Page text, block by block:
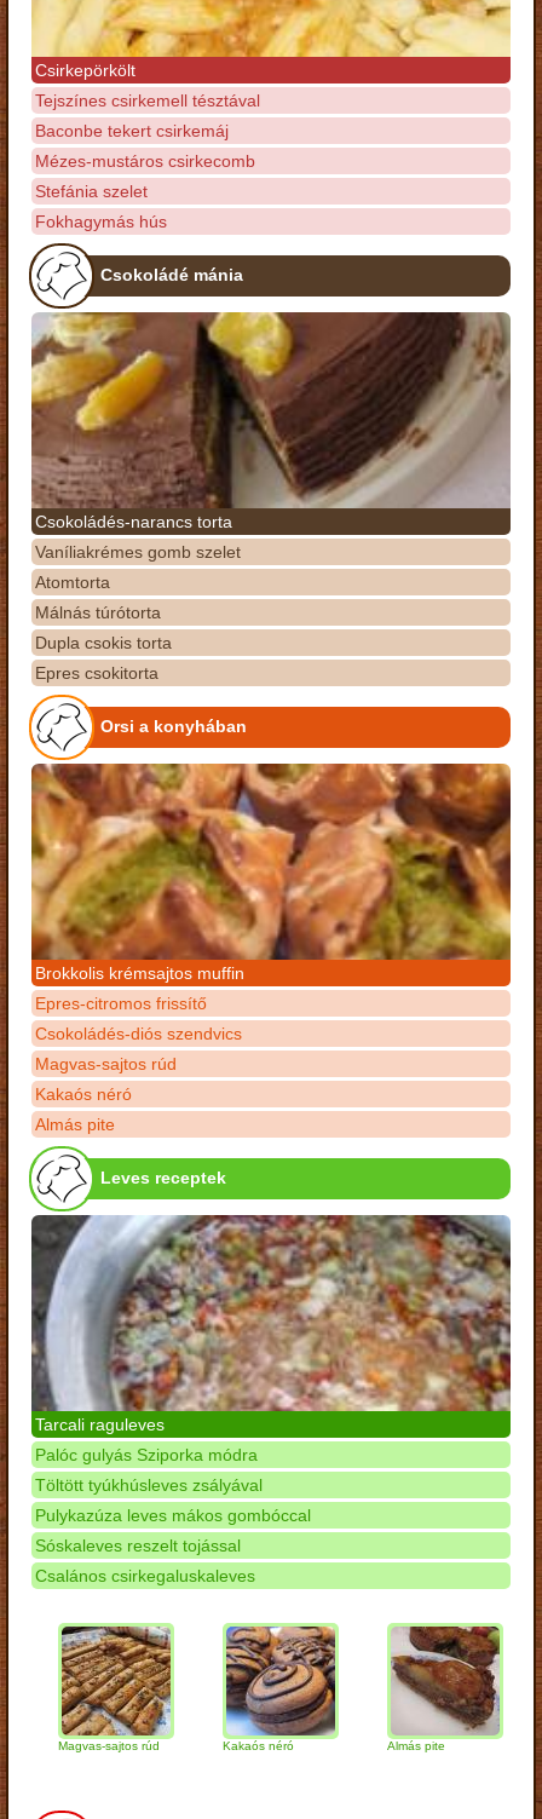
Csirkepörkölt
Tejszínes csirkemell tésztával
Baconbe tekert csirkemáj
Mézes-mustáros csirkecomb
Stefánia szelet
Fokhagymás hús
Csokoládé mánia
Csokoládés-narancs torta
Vaníliakrémes gomb szelet
Atomtorta
Málnás túrótorta
Dupla csokis torta
Epres csokitorta
Orsi a konyhában
Brokkolis krémsajtos muffin
Epres-citromos frissítő
Csokoládés-diós szendvics
Magvas-sajtos rúd
Kakaós néró
Almás pite
Leves receptek
Tarcali raguleves
Palóc gulyás Sziporka módra
Töltött tyúkhúsleves zsályával
Pulykazúza leves mákos gombóccal
Sóskaleves reszelt tojással
Csalános csirkegaluskaleves
Magvas-sajtos rúd Kakaós néró Almás pite